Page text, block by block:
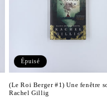
Épuisé
(Le Roi Berger #1) Une fenêtre
Rachel Gillig